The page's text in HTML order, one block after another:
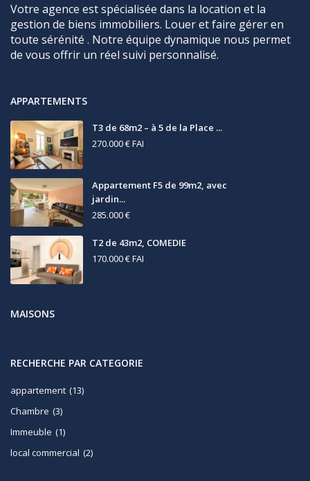
Votre agence est spécialisée dans la location et la
gestion de biens immobiliers. Louer et faire gérer en
toute sérénité . Notre équipe dynamique nous permet
de vous offrir un réel suivi personnalisé.
APPARTEMENTS
T3 de 68m2 – à 5 de la Place ...
270.000 €FAI
Appartement F5 de 99m2, avec
jardin...
285.000 €
T2 de 43m2, COMEDIE
170.000 €FAI
MAISONS
RECHERCHE PAR CATEGORIE
appartement (13)
Chambre (3)
Immeuble (1)
local commercial (2)